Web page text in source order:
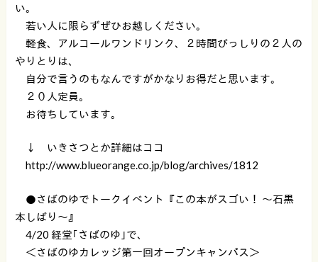
い。
若い人に限らずぜひお越しください。
軽食、アルコールワンドリンク、２時間びっしりの２人の
やりとりは、
自分で言うのもなんですがかなりお得だと思います。
２０人定員。
お待ちしています。
↓ いきさつとか詳細はココ
http://www.blueorange.co.jp/blog/archives/1812
●さばのゆでトークイベント『この本がスゴい！ 〜石黒
本しばり〜』
4/20 経堂｢さばのゆ｣で、
＜さばのゆカレッジ第一回オープンキャンパス＞